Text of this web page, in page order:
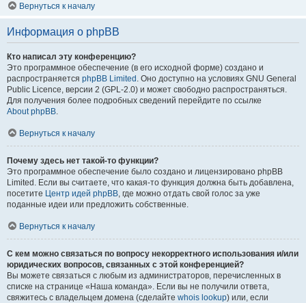
Вернуться к началу
Информация о phpBB
Кто написал эту конференцию?
Это программное обеспечение (в его исходной форме) создано и
распространяется phpBB Limited . Оно доступно на условиях GNU General
Public Licence, версии 2 (GPL-2.0) и может свободно распространяться.
Для получения более подробных сведений перейдите по ссылке
About phpBB.
Вернуться к началу
Почему здесь нет такой-то функции?
Это программное обеспечение было создано и лицензировано phpBB
Limited. Если вы считаете, что какая-то функция должна быть добавлена,
посетите Центр идей phpBB, где можно отдать свой голос за уже
поданные идеи или предложить собственные.
Вернуться к началу
С кем можно связаться по вопросу некорректного использования и/или
юридических вопросов, связанных с этой конференцией?
Вы можете связаться с любым из администраторов, перечисленных в
списке на странице «Наша команда». Если вы не получили ответа,
свяжитесь с владельцем домена (сделайте whois lookup) или, если